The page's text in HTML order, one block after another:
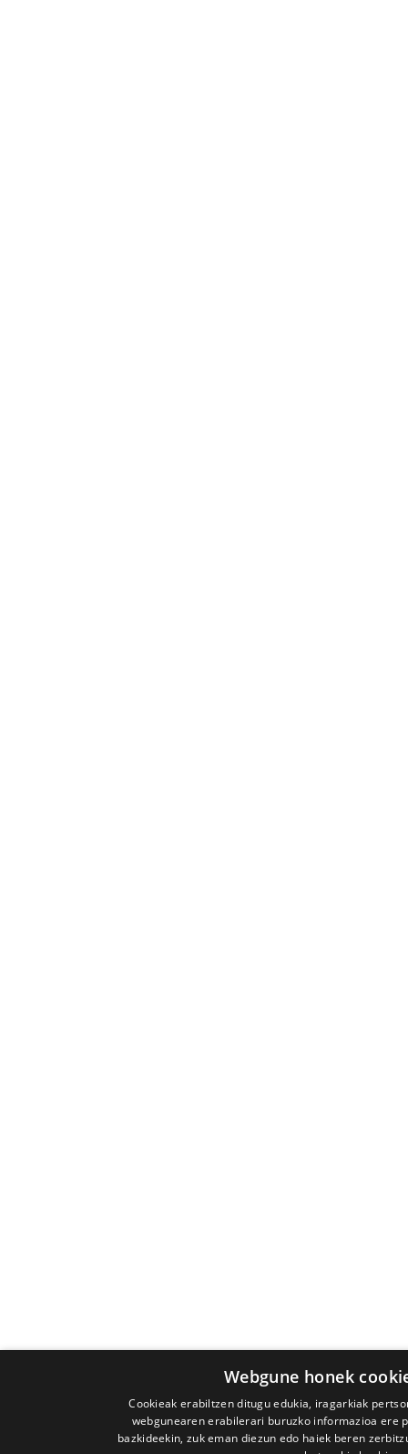
Webgune honek
Cookieak erabiltzen ditugu edukia, iragarkiak
webgunearen erabilerari buruzko informazioa ere
bazkideekin, zuk eman diezun edo haiek beren